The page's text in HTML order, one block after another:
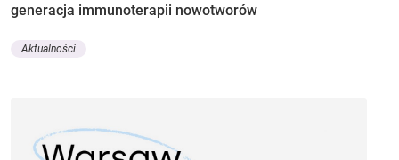
generacja immunoterapii nowotworów
Aktualności